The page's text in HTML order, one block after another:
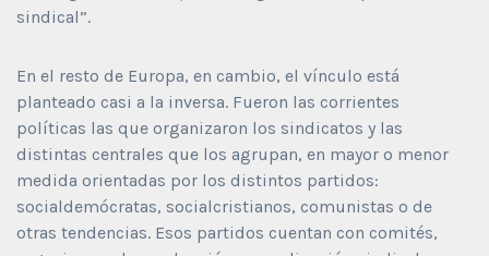
sindical”.
En el resto de Europa, en cambio, el vínculo está
planteado casi a la inversa. Fueron las corrientes
políticas las que organizaron los sindicatos y las
distintas centrales que los agrupan, en mayor o menor
medida orientadas por los distintos partidos:
socialdemócratas, socialcristianos, comunistas o de
otras tendencias. Esos partidos cuentan con comités,